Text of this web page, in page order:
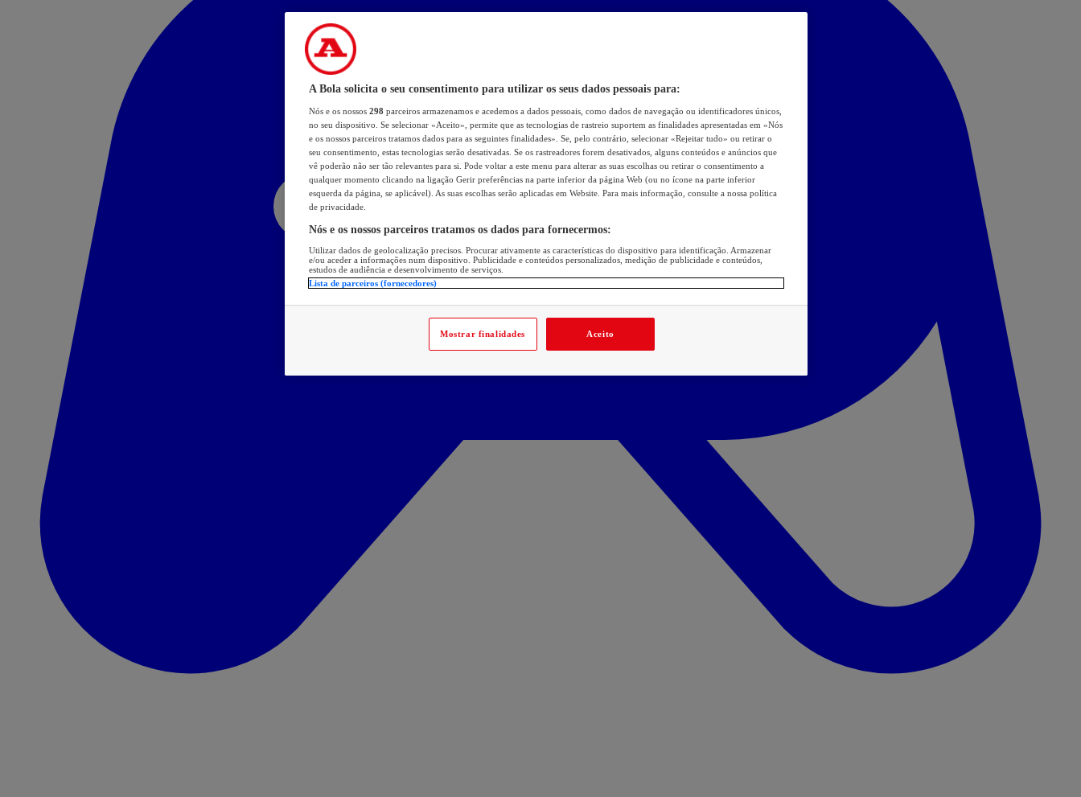
A Bola solicita o seu consentimento para utilizar os seus dados pessoais para:
Nós e os nossos 298 parceiros armazenamos e acedemos a dados pessoais, como dados de navegação ou identificadores únicos,
no seu dispositivo. Se selecionar «Aceito», permite que as tecnologias de rastreio suportem as finalidades apresentadas em «Nós
e os nossos parceiros tratamos dados para as seguintes finalidades». Se, pelo contrário, selecionar «Rejeitar tudo» ou retirar o
seu consentimento, estas tecnologias serão desativadas. Se os rastreadores forem desativados, alguns conteúdos e anúncios que
vê poderão não ser tão relevantes para si. Pode voltar a este menu para alterar as suas escolhas ou retirar o consentimento a
qualquer momento clicando na ligação Gerir preferências na parte inferior da página Web (ou no ícone na parte inferior
esquerda da página, se aplicável). As suas escolhas serão aplicadas em Website. Para mais informação, consulte a nossa política
de privacidade.
Nós e os nossos parceiros tratamos os dados para fornecermos:
Utilizar dados de geolocalização precisos. Procurar ativamente as características do dispositivo para identificação. Armazenar
e/ou aceder a informações num dispositivo. Publicidade e conteúdos personalizados, medição de publicidade e conteúdos,
estudos de audiência e desenvolvimento de serviços.
Lista de parceiros (fornecedores)
Mostrar finalidades Aceito